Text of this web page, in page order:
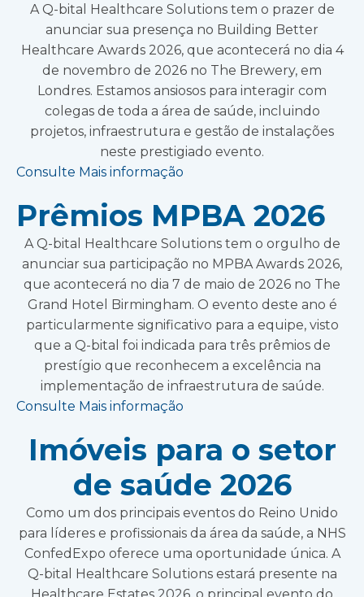
A Q-bital Healthcare Solutions tem o prazer de
anunciar sua presença no Building Better
Healthcare Awards 2026, que acontecerá no dia 4
de novembro de 2026 no The Brewery, em
Londres. Estamos ansiosos para interagir com
colegas de toda a área de saúde, incluindo
projetos, infraestrutura e gestão de instalações
neste prestigiado evento.
Consulte Mais informação
Prêmios MPBA 2026
A Q-bital Healthcare Solutions tem o orgulho de
anunciar sua participação no MPBA Awards 2026,
que acontecerá no dia 7 de maio de 2026 no The
Grand Hotel Birmingham. O evento deste ano é
particularmente significativo para a equipe, visto
que a Q-bital foi indicada para três prêmios de
prestígio que reconhecem a excelência na
implementação de infraestrutura de saúde.
Consulte Mais informação
Imóveis para o setor
de saúde 2026
Como um dos principais eventos do Reino Unido
para líderes e profissionais da área da saúde, a NHS
ConfedExpo oferece uma oportunidade única. A
Q-bital Healthcare Solutions estará presente na